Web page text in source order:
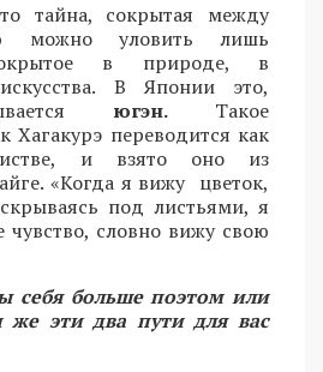
тайна, сокрытая между
можно уловить лишь
в природе, в
В Японии это,
югэн.Такое
Хагакурэ переводится как
и взято оно из
«Когда я вижу цветок,
под листьями, я
чувство, словно вижу свою
себя больше поэтом или
же эти два пути для вас